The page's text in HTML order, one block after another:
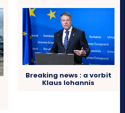
Breaking news : a vorbit
Klaus Iohannis